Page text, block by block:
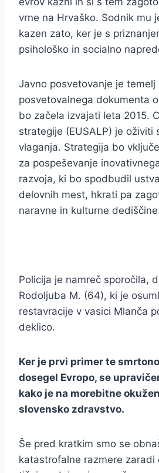
vrne na Hrvaško. Sodnik mu
kazen zato, ker je s
psihološko in socialno
Javno posvetovanje je
posvetovalnega dokumenta
bo začela izvajati leta 2015.
strategije (EUSALP) je oživiti
vlaganja. Strategija bo
za pospeševanje
razvoja, ki bo spodbudil
delovnih mest, hkrati pa
naravne in kulturne
Policija je namreč sporočila,
Rodoljuba M. (64), ki je
restavracije v vasici Mlanča
deklico.
Ker je prvi primer te
dosegel Evropo, se
kako je na morebitne
slovensko zdravstvo.
Še pred kratkim smo se
katastrofalne razmere zaradi